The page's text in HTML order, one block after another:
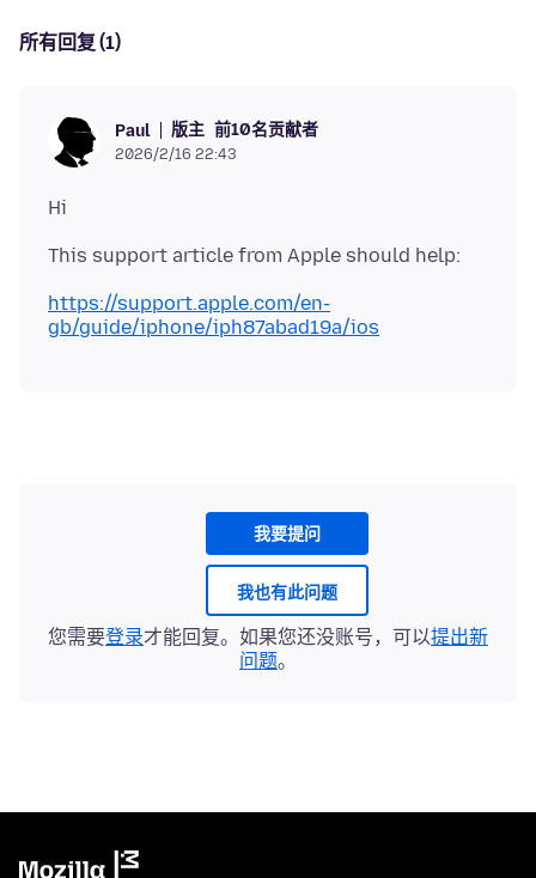
所有回复 (1)
Paul 版主 前10名贡献者
2026/2/16 22:43
https://support.apple.com/en-
gb/guide/iphone/iph87abad19a/ios
我要提问
我也有此问题
您需要登录才能回复。如果您还没账号，可以提出新
问题。